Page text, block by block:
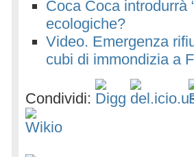
Coca Coca introdurrà
ecologiche?
Video. Emergenza
cubi di immondizia a
Condividi: